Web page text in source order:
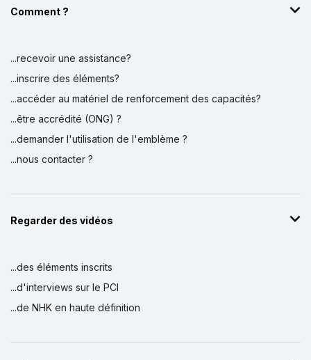
Comment ?
...recevoir une assistance?
...inscrire des éléments?
...accéder au matériel de renforcement des capacités?
...être accrédité (ONG) ?
...demander l'utilisation de l'emblème ?
...nous contacter ?
Regarder des vidéos
...des éléments inscrits
...d'interviews sur le PCI
...de NHK en haute définition